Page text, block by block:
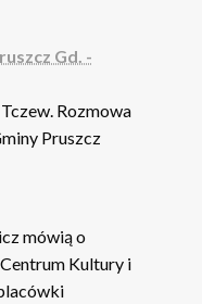
Gd. -
Rozmowa
Pruszcz
mówią o
Kultury i